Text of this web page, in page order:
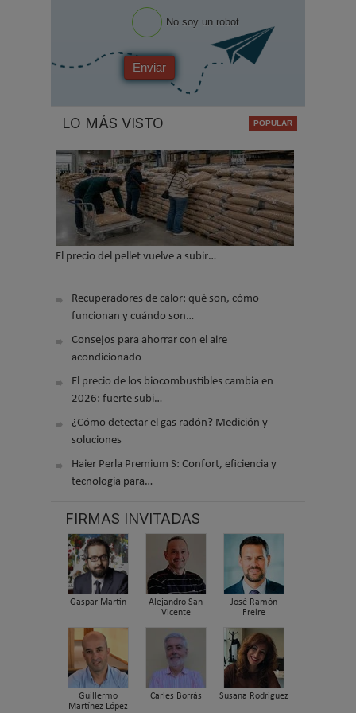
No soy un robot
Enviar
LO MÁS VISTO
El precio del pellet vuelve a subir…
Recuperadores de calor: qué son, cómo
funcionan y cuándo son…
Consejos para ahorrar con el aire
acondicionado
El precio de los biocombustibles cambia en
2026: fuerte subi…
¿Cómo detectar el gas radón? Medición y
soluciones
Haier Perla Premium S: Confort, eficiencia y
tecnología para…
FIRMAS INVITADAS
Gaspar Martín
Alejandro San
Vicente
José Ramón
Freire
Guillermo
Martínez López
Carles Borrás Susana Rodriguez